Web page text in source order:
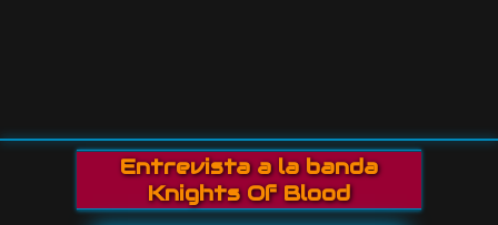
Entrevista a la banda
Knights Of Blood